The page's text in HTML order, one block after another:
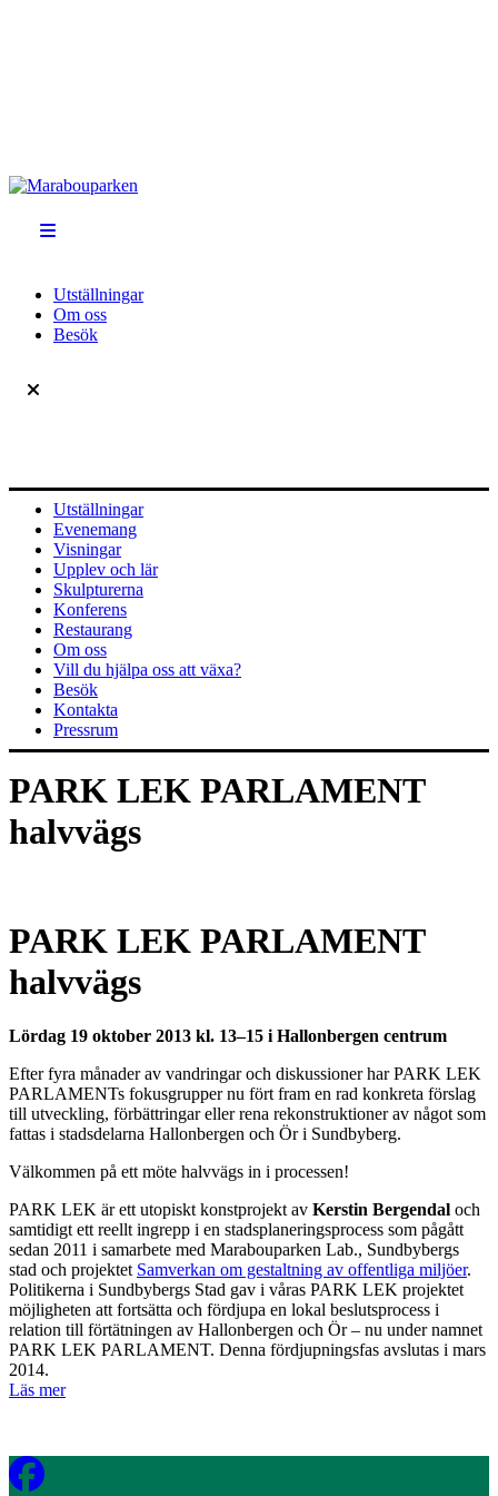
Utställningar
Om oss
Besök
Utställningar
Evenemang
Visningar
Upplev och lär
Skulpturerna
Konferens
Restaurang
Om oss
Vill du hjälpa oss att växa?
Besök
Kontakta
Pressrum
PARK LEK PARLAMENT
halvvägs
PARK LEK PARLAMENT
halvvägs
Lördag 19 oktober 2013 kl. 13–15 i Hallonbergen centrum
Efter fyra månader av vandringar och diskussioner har PARK LEK
PARLAMENTs fokusgrupper nu fört fram en rad konkreta förslag
till utveckling, förbättringar eller rena rekonstruktioner av något som
fattas i stadsdelarna Hallonbergen och Ör i Sundbyberg.
Välkommen på ett möte halvvägs in i processen!
PARK LEK är ett utopiskt konstprojekt av Kerstin Bergendal och
samtidigt ett reellt ingrepp i en stadsplaneringsprocess som pågått
sedan 2011 i samarbete med Marabouparken Lab., Sundbybergs
stad och projektet Samverkan om gestaltning av offentliga miljöer.
Politikerna i Sundbybergs Stad gav i våras PARK LEK projektet
möjligheten att fortsätta och fördjupa en lokal beslutsprocess i
relation till förtätningen av Hallonbergen och Ör – nu under namnet
PARK LEK PARLAMENT. Denna fördjupningsfas avslutas i mars
2014.
Läs mer